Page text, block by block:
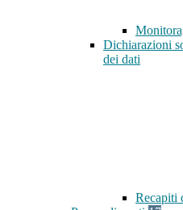
Dichiarazioni
dei dati
Recapiti